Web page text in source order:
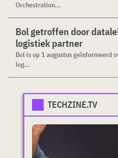
Orchestration...
Bol getroffen door
logistiek partner
Bol is op 1 augustus geïnformeerd
log...
TECHZINE.TV